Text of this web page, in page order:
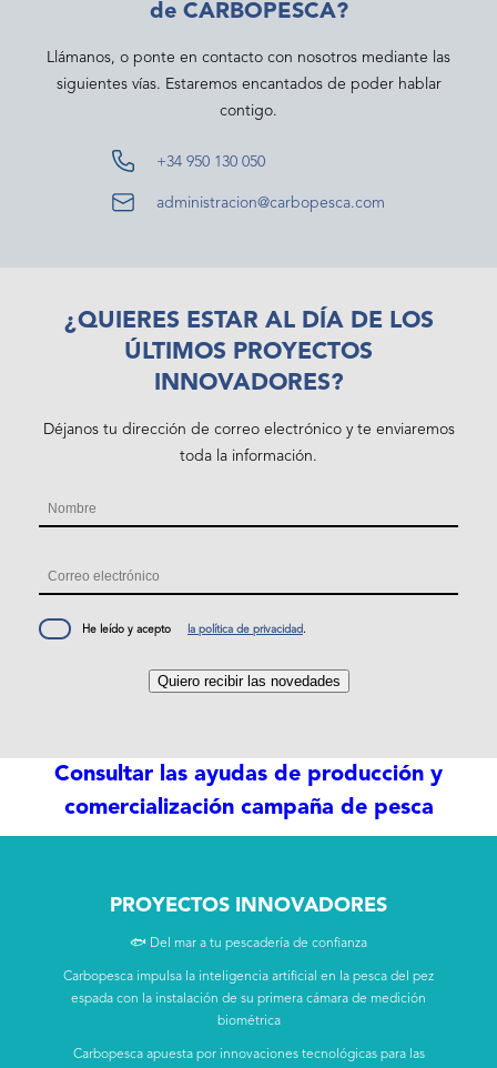
de CARBOPESCA?
Llámanos, o ponte en contacto con nosotros mediante las
siguientes vías. Estaremos encantados de poder hablar
contigo.
+34 950 130 050
administracion@carbopesca.com
¿QUIERES ESTAR AL DÍA DE LOS
ÚLTIMOS PROYECTOS
INNOVADORES?
Déjanos tu dirección de correo electrónico y te enviaremos
toda la información.
Nombre
Email(Obligatorio)
Consentimiento(Obligatorio)
He leído y acepto la política de privacidad .
Quiero recibir las novedades
Consultar las ayudas de producción y
comercialización campaña de pesca
PROYECTOS INNOVADORES
🐟 Del mar a tu pescadería de confianza
Carbopesca impulsa la inteligencia artificial en la pesca del pez
espada con la instalación de su primera cámara de medición
biométrica
Carbopesca apuesta por innovaciones tecnológicas para las